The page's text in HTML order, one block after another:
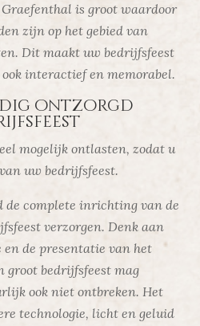
is groot waardoor
zijn op het gebied van
Dit maakt uw bedrijfsfeest
interactief en memorabel.
ontzorgd
mogelijk ontlasten, zodat u
uw bedrijfsfeest.
de complete inrichting van de
verzorgen. Denk aan
en de presentatie van het
groot bedrijfsfeest mag
ook niet ontbreken. Het
technologie, licht en geluid